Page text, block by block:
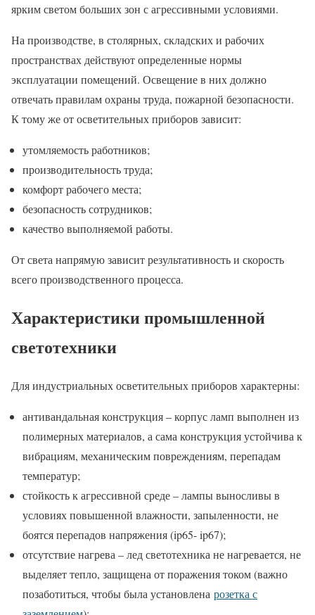
ярким светом больших зон с агрессивными условиями.
На производстве, в столярных, складских и рабочих
пространствах действуют определенные нормы
эксплуатации помещений. Освещение в них должно
отвечать правилам охраны труда, пожарной безопасности.
К тому же от осветительных приборов зависит:
утомляемость работников;
производительность труда;
комфорт рабочего места;
безопасность сотрудников;
качество выполняемой работы.
От света напрямую зависит результативность и скорость
всего производственного процесса.
Характеристики промышленной
светотехники
Для индустриальных осветительных приборов характерны:
антивандальная конструкция – корпус ламп выполнен из
полимерных материалов, а сама конструкция устойчива к
вибрациям, механическим повреждениям, перепадам
температур;
стойкость к агрессивной среде – лампы выносливы в
условиях повышенной влажности, запыленности, не
боятся перепадов напряжения (ip65- ip67);
отсутствие нагрева – лед светотехника не нагревается, не
выделяет тепло, защищена от поражения током (важно
позаботиться, чтобы была установлена розетка с